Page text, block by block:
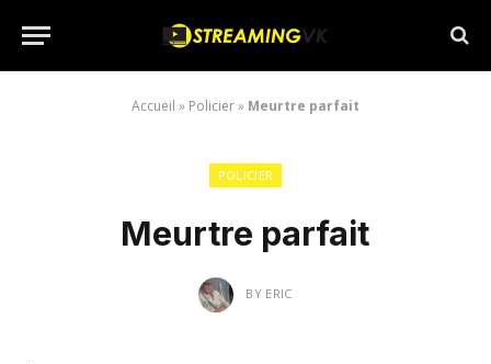
Accueil » Policier» Meurtre parfait
POLICIER
Meurtre parfait
BY ERIC